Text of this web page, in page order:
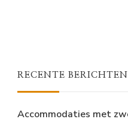
RECENTE BERICHTEN
Accommodaties met